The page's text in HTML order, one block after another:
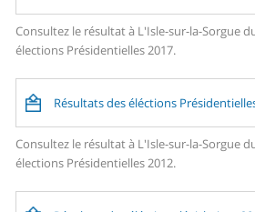
Consultez le résultat à L'Isle-sur-la-Sorgue
élections Présidentielles 2017.
Résultats des éléctions
Consultez le résultat à L'Isle-sur-la-Sorgue
élections Présidentielles 2012.